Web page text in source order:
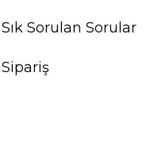
Sık Sorulan Sorular
Sipariş